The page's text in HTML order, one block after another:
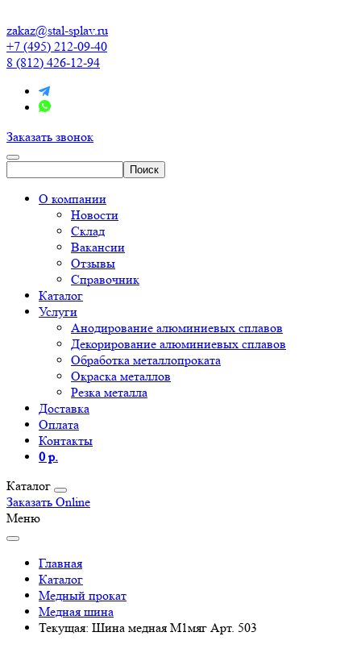
zakaz@stal-splav.ru
+7 (495) 212-09-40
8 (812) 426-12-94
Заказать звонок
О компании
Новости
Склад
Вакансии
Отзывы
Справочник
Каталог
Услуги
Анодирование алюминиевых сплавов
Декорирование алюминиевых сплавов
Обработка металлопроката
Окраска металлов
Резка металла
Доставка
Оплата
Контакты
0 р.
Каталог
Заказать Online
Меню
Главная
Каталог
Медный прокат
Медная шина
Текущая: Шина медная М1мяг Арт. 503